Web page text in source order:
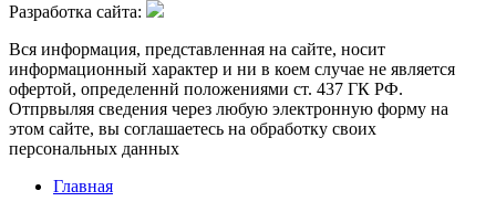
Разработка сайта:
Вся информация, представленная на сайте, носит
информационный характер и ни в коем случае не является
офертой, определеннй положениями ст. 437 ГК РФ.
Отпрвыляя сведения через любую электронную форму на
этом сайте, вы соглашаетесь на обработку своих
персональных данных
Главная